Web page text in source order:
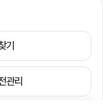
기
관리